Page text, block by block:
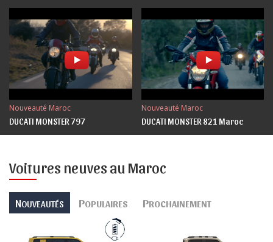
Nouveauté Maroc
DUCATI MONSTER 797
Nouveauté Maroc
DUCATI MONSTER 821 Maroc
Voitures neuves au Maroc
NOUVEAUTÉS POPULAIRES PROCHAINEMENT